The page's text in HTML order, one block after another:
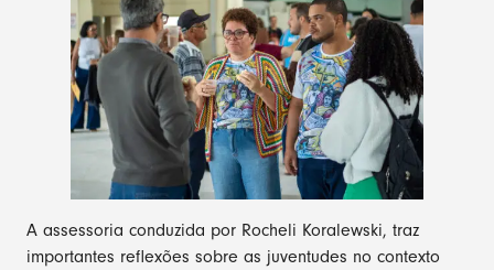
A assessoria conduzida por Rocheli Koralewski, traz
importantes reflexões sobre as juventudes no contexto